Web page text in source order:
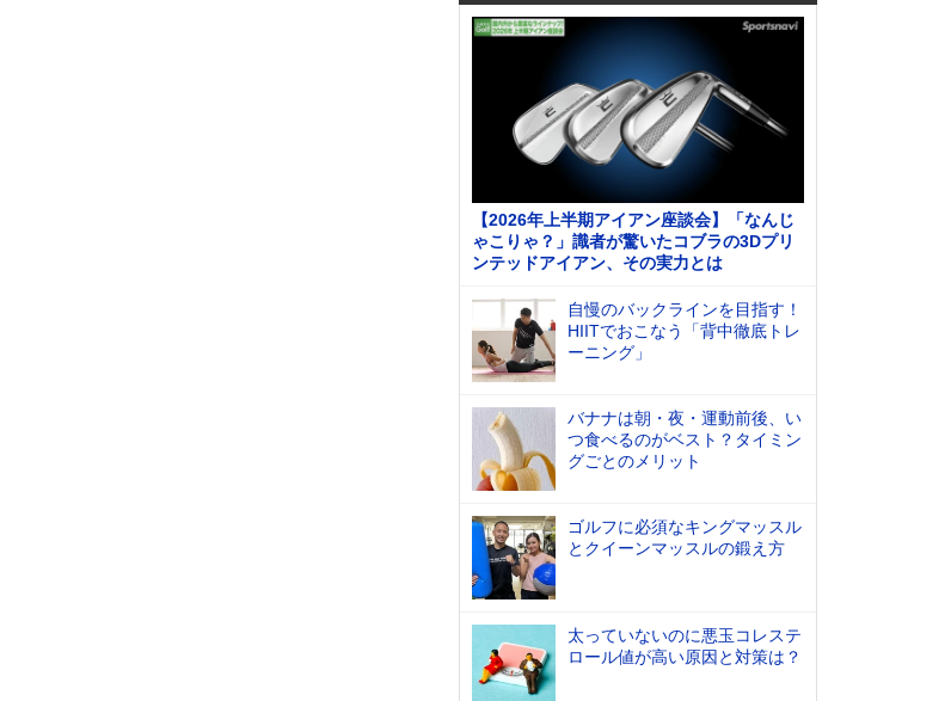
【2026年上半期アイアン座談会】「なんじ
ゃこりゃ？」識者が驚いたコブラの3Dプリ
ンテッドアイアン、その実力とは
自慢のバックラインを目指す！
HIITでおこなう「背中徹底トレ
ーニング」
バナナは朝・夜・運動前後、い
つ食べるのがベスト？タイミン
グごとのメリット
ゴルフに必須なキングマッスル
とクイーンマッスルの鍛え方
太っていないのに悪玉コレステ
ロール値が高い原因と対策は？